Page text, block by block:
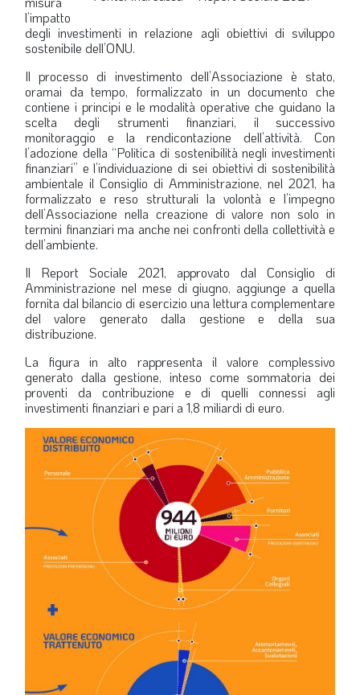
l’impatto
degli investimenti in relazione agli obiettivi di sviluppo
sostenibile dell’ONU.
Il processo di investimento dell’Associazione è stato,
oramai da tempo, formalizzato in un documento che
contiene i principi e le modalità operative che guidano la
scelta degli strumenti finanziari, il successivo
monitoraggio e la rendicontazione dell’attività. Con
l’adozione della “Politica di sostenibilità negli investimenti
finanziari” e l’individuazione di sei obiettivi di sostenibilità
ambientale il Consiglio di Amministrazione, nel 2021, ha
formalizzato e reso strutturali la volontà e l’impegno
dell’Associazione nella creazione di valore non solo in
termini finanziari ma anche nei confronti della collettività e
dell’ambiente.
Il Report Sociale 2021, approvato dal Consiglio di
Amministrazione nel mese di giugno, aggiunge a quella
fornita dal bilancio di esercizio una lettura complementare
del valore generato dalla gestione e della sua
distribuzione.
La figura in alto rappresenta il valore complessivo
generato dalla gestione, inteso come sommatoria dei
proventi da contribuzione e di quelli connessi agli
investimenti finanziari e pari a 1,8 miliardi di euro.